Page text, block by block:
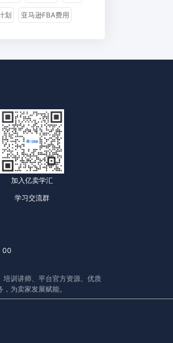
划 亚马逊FBA费用
加入亿卖学汇
学习交流群
00
训讲师、平台官方资源、优质
为卖家发展赋能。